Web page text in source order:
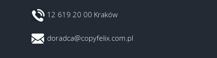
12 619 20 00 Kraków
doradca@copyfelix.com.pl